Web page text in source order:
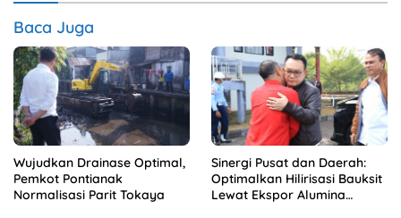
Baca Juga
Wujudkan Drainase Optimal,
Pemkot Pontianak
Normalisasi Parit Tokaya
Sinergi Pusat dan Daerah:
Optimalkan Hilirisasi Bauksit
Lewat Ekspor Alumina